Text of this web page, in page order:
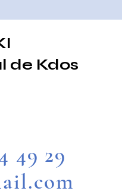
de Kdos
49 29